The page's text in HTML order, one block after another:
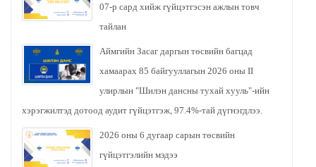
07-р сард хийж гүйцэтгэсэн ажлын товч
тайлан
Аймгийн Засаг даргын төсвийн багцад
хамаарах 85 байгууллагын 2026 оны II
улирлын "Шилэн дансны тухай хууль"-ийн
хэрэгжилтэд дотоод аудит гүйцэтгэж, 97.4%-тай дүгнэгдлээ.
2026 оны 6 дугаар сарын төсвийн
гүйцэтгэлийн мэдээ